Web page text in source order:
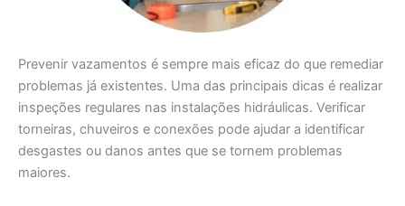
Prevenir vazamentos é sempre mais eficaz do que remediar
problemas já existentes. Uma das principais dicas é realizar
inspeções regulares nas instalações hidráulicas. Verificar
torneiras, chuveiros e conexões pode ajudar a identificar
desgastes ou danos antes que se tornem problemas
maiores.